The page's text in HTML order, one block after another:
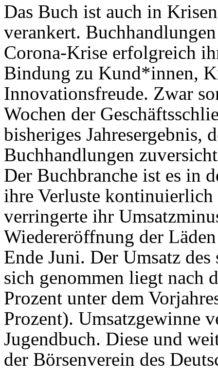
Das Buch ist auch in
verankert.
Corona-Krise erfolgreich
Bindung zu Kund*innen,
Innovationsfreude. Zwar
Wochen der
bisheriges Jahresergebnis,
Buchhandlungen
Der Buchbranche ist es in
ihre Verluste
verringerte ihr
Wiedereröffnung der
Ende Juni. Der Umsatz
sich genommen liegt nach
Prozent unter dem
Prozent). Umsatzgewinne
Jugendbuch. Diese und
der Börsenverein des